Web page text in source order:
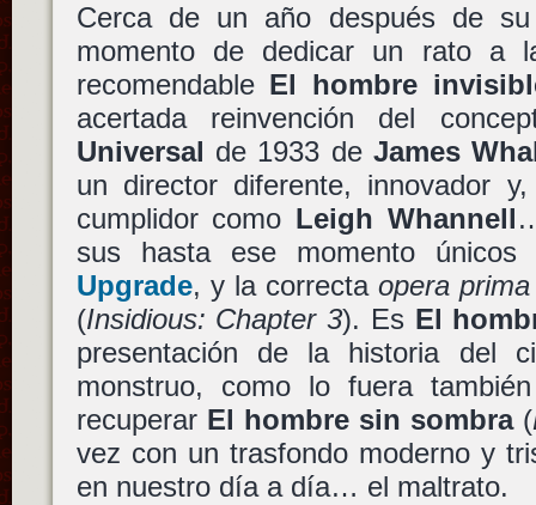
Cerca de un año después de
momento de dedicar un rato a
recomendable El hombre
acertada reinvención del
Universal de 1933 de James
un director diferente, innovador
cumplidor como Leigh Whannell
sus hasta ese momento
Upgrade, y la correctaopera prima
(Insidious: Chapter 3). Es El
presentación de la historia del
monstruo, como lo fuera
recuperar El hombre sin sombra(
vez con un trasfondo moderno y
en nuestro día a día… el maltrato.